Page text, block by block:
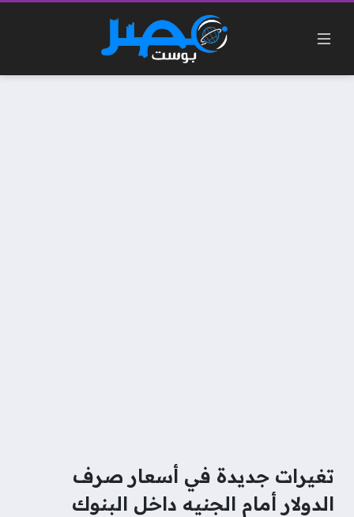
تغيرات جديدة في أسعار صرف
الدولار أمام الجنيه داخل البنوك